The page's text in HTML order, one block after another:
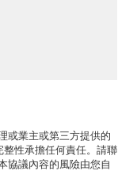
或業主或第三方提供的
性承擔任何責任。請聯
協議內容的風險由您自